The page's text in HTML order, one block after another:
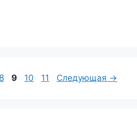
Страница
8 Страница
9 Страница
10 Страница
11 Следующая →